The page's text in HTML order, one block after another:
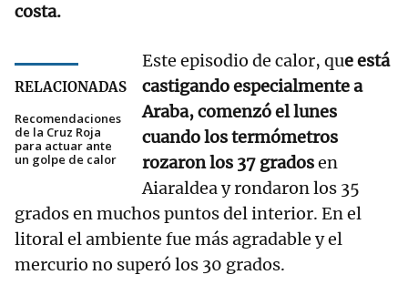
costa.
RELACIONADAS
Recomendaciones
de la Cruz Roja
para actuar ante
un golpe de calor
Este episodio de calor, que está
castigando especialmente a
Araba, comenzó el lunes
cuando los termómetros
rozaron los 37 gradosen
Aiaraldea y rondaron los 35
grados en muchos puntos del interior. En el
litoral el ambiente fue más agradable y el
mercurio no superó los 30 grados.